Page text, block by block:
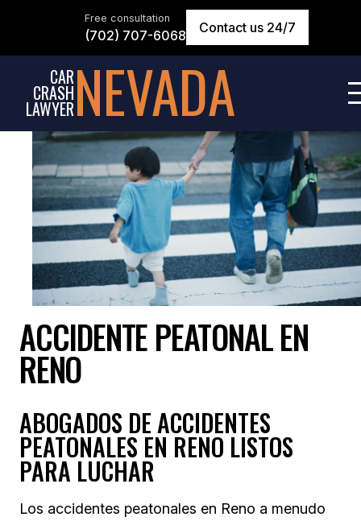
CAR
CRASH
LAWYERNEVADA
Free consultation
(702) 707-6068 Contact us 24/7
ACCIDENTE PEATONAL EN
RENO
ABOGADOS DE ACCIDENTES
PEATONALES EN RENO LISTOS
PARA LUCHAR
Los accidentes peatonales en Reno a menudo